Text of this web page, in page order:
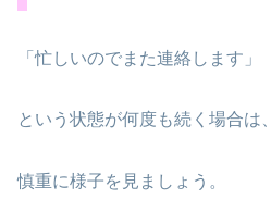
「忙しいのでまた連絡します」
という状態が何度も続く場合は、
慎重に様子を見ましょう。